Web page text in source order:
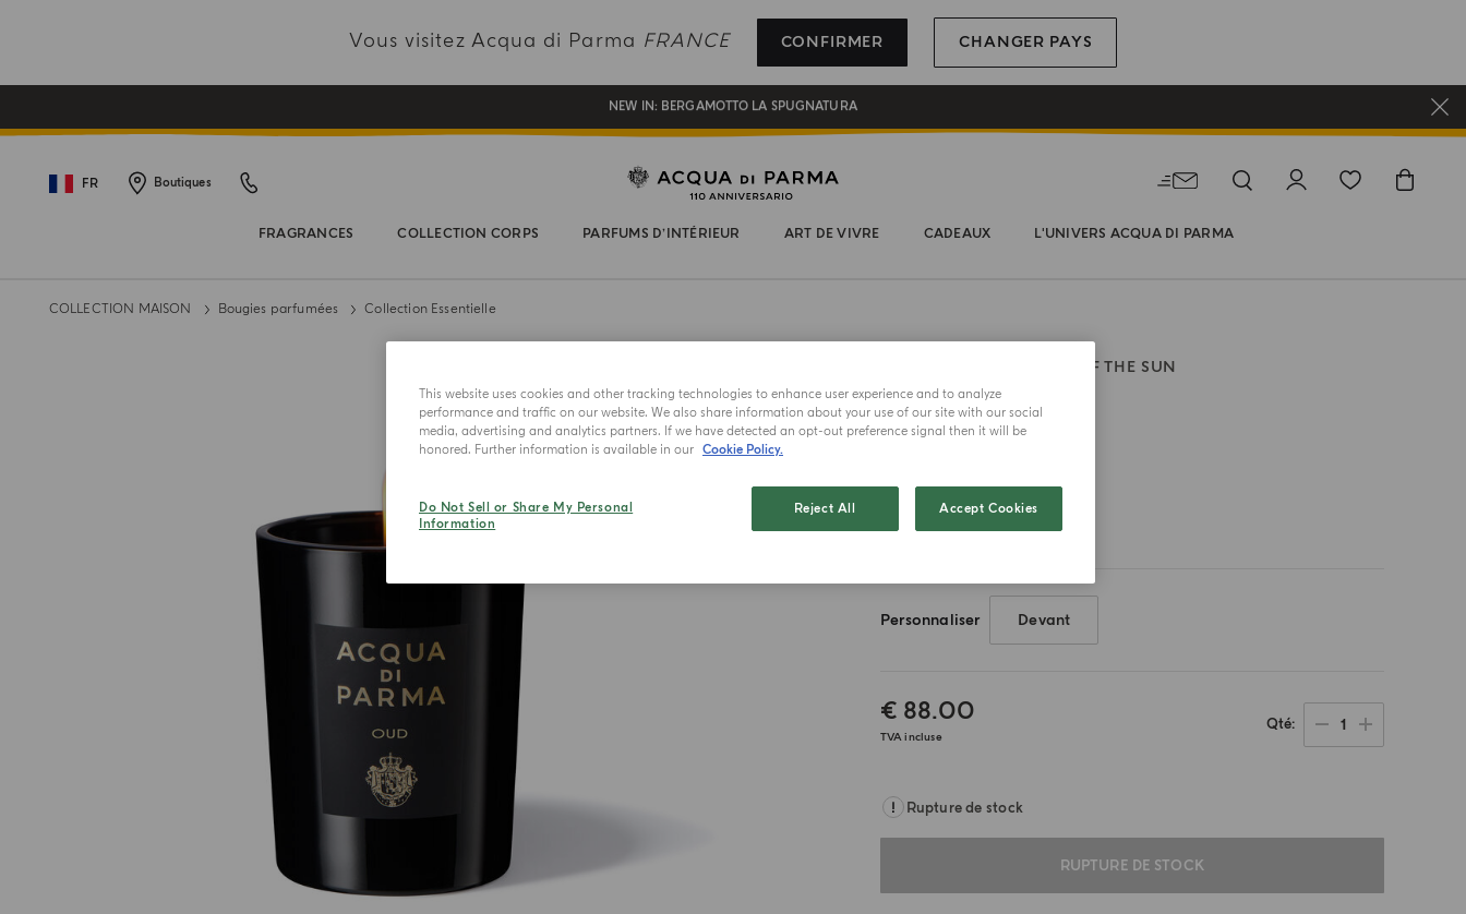
Vous visitez Acqua di Parma FRANCE CONFIRMER CHANGER PAYS
INSCRIVEZ-VOUS ET PROFITEZ DE NOS AVANTAGES
CADEAU OFFERT POUR TOUTE COMMANDE SUPÉRIEURE À 180€
NEW IN: BERGAMOTTO LA SPUGNATURA
FR Boutiques
FRAGRANCES COLLECTION CORPS PARFUMS D’INTÉRIEUR ART DE VIVRE CADEAUX L'UNIVERS ACQUA DI PARMA
COLLECTION MAISON Bougies parfumées Collection Essentielle
SIGNATURES OF THE SUN
Oud
200g
Personnaliser Devant
€ 88.00
TVA incluse
Qté 1
Rupture de stock
RUPTURE DE STOCK
This website uses cookies and other tracking technologies to enhance user experience and to analyze
performance and traffic on our website. We also share information about your use of our site with our social
media, advertising and analytics partners. If we have detected an opt-out preference signal then it will be
honored. Further information is available in our Cookie Policy.
Do Not Sell or Share My Personal
Information
Reject All Accept Cookies